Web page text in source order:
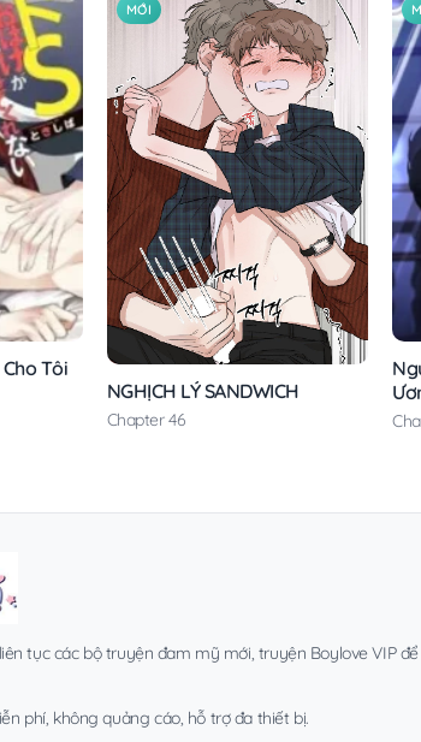
Tôi
MỚI
NGHỊCH LÝ SANDWICH
Chapter 46
tục các bộ truyện đam mỹ mới, truyện Boylove VIP
phí, không quảng cáo, hỗ trợ đa thiết bị.